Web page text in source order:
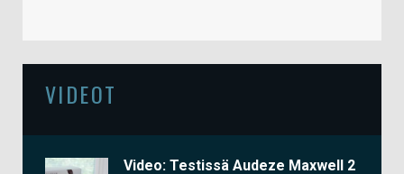
VIDEOT
Video: Testissä Audeze Maxwell 2